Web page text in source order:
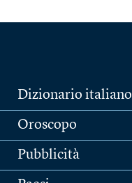
Dizionario italiano
Oroscopo
Pubblicità